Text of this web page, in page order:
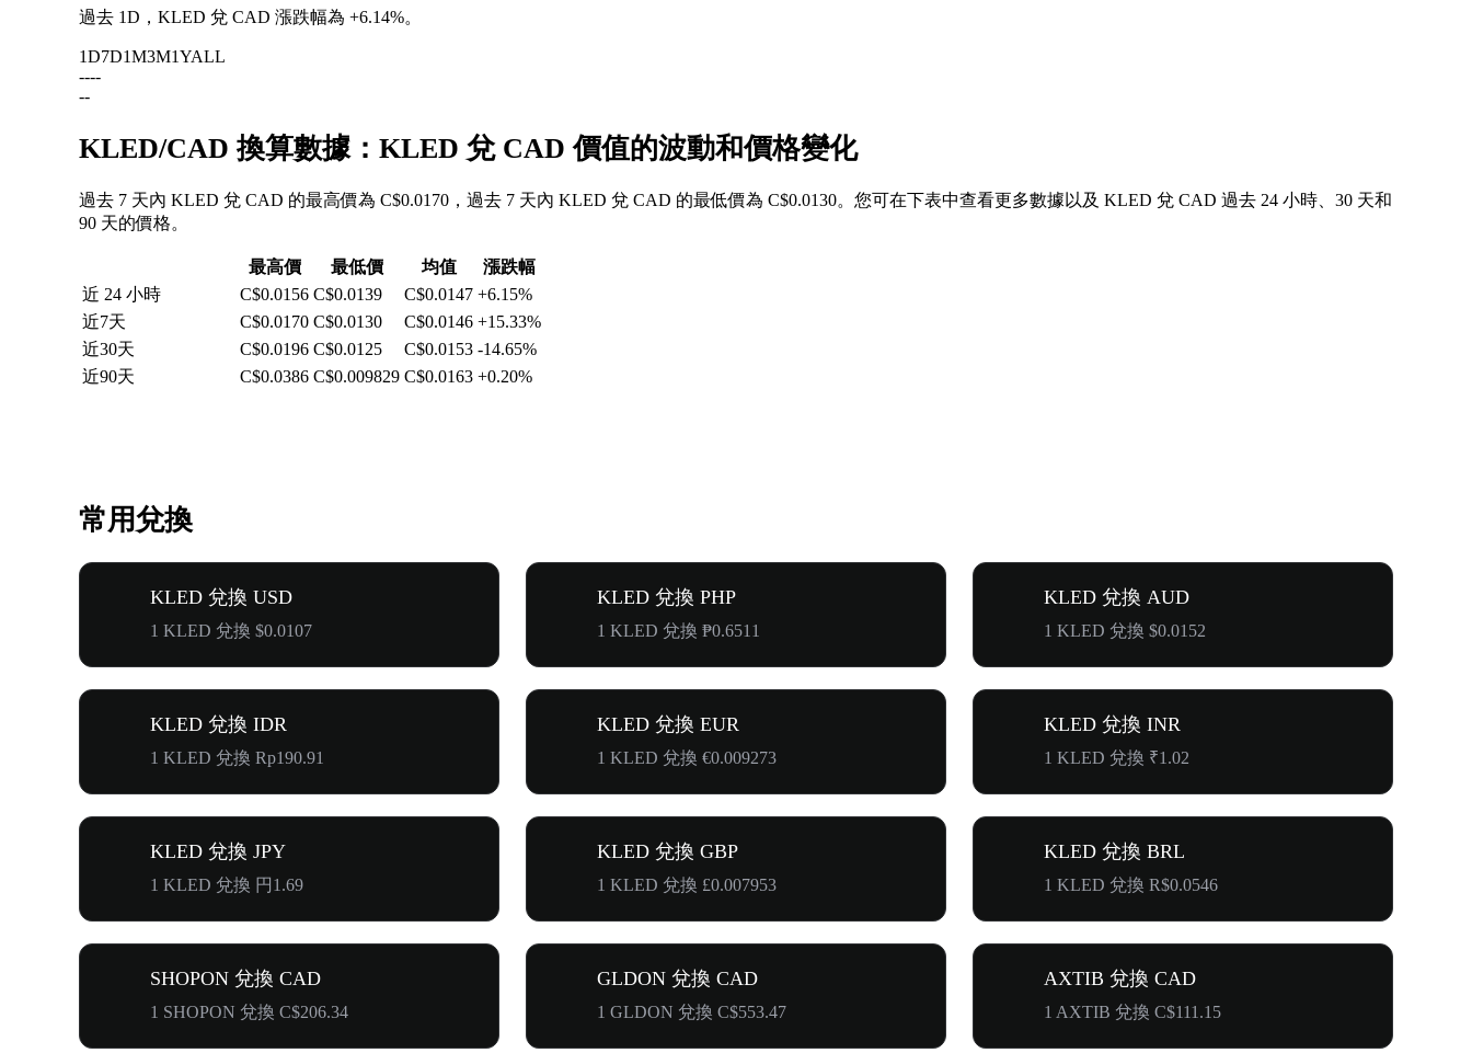
過去 1D，KLED 兌 CAD 漲跌幅為 +6.14%。
1D7D1M3M1YALL
----
--
KLED/CAD 換算數據：KLED 兌 CAD 價值的波動和價格變化
過去 7 天內 KLED 兌 CAD 的最高價為 C$0.0170，過去 7 天內 KLED 兌 CAD 的最低價為 C$0.0130。您可在下表中查看更多數據以及 KLED 兌 CAD 過去 24 小時、30 天和
90 天的價格。
最高價 最低價 均值
漲跌幅
近 24 小時
C$0.0156 C$0.0139 C$0.0147 +6.15%
近7天
C$0.0170 C$0.0130 C$0.0146 +15.33%
近30天
C$0.0196 C$0.0125 C$0.0153 -14.65%
近90天
C$0.0386 C$0.009829 C$0.0163 +0.20%
常用兌換
KLED 兌換 USD
1 KLED 兌換 $0.0107
KLED 兌換 PHP
1 KLED 兌換 ₱0.6511
KLED 兌換 AUD
1 KLED 兌換 $0.0152
KLED 兌換 IDR
1 KLED 兌換 Rp190.91
KLED 兌換 EUR
1 KLED 兌換 €0.009273
KLED 兌換 INR
1 KLED 兌換 ₹1.02
KLED 兌換 JPY
1 KLED 兌換 円1.69
KLED 兌換 GBP
1 KLED 兌換 £0.007953
KLED 兌換 BRL
1 KLED 兌換 R$0.0546
SHOPON 兌換 CAD
1 SHOPON 兌換 C$206.34
GLDON 兌換 CAD
1 GLDON 兌換 C$553.47
AXTIB 兌換 CAD
1 AXTIB 兌換 C$111.15